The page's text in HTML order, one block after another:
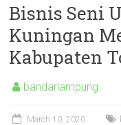
Bisnis Seni
Kuningan
Kabupaten
bandarlampung
March 10, 2020